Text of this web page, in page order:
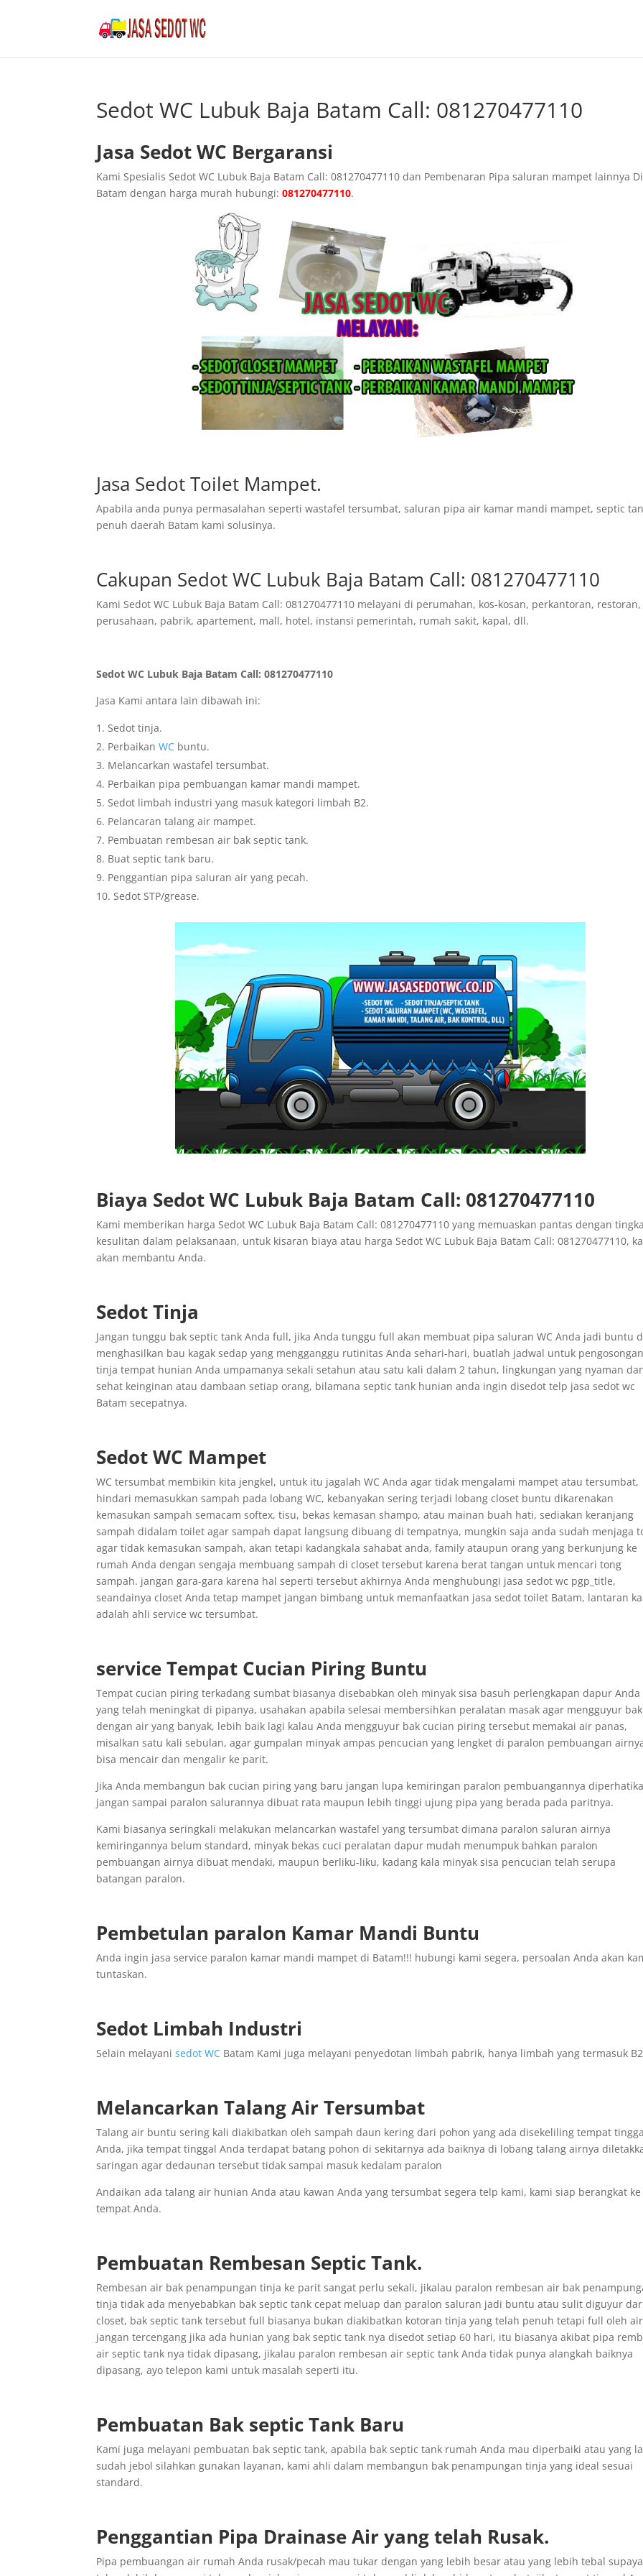
Sedot WC Lubuk Baja Batam Call: 081270477110
Jasa Sedot WC Bergaransi
Kami Spesialis Sedot WC Lubuk Baja Batam Call: 081270477110 dan Pembenaran Pipa saluran mampet lainnya Di
Batam dengan harga murah hubungi:081270477110.
Jasa Sedot Toilet Mampet.
Apabila anda punya permasalahan seperti wastafel tersumbat, saluran pipa air kamar mandi mampet, septic
penuh daerah Batam kami solusinya.
Cakupan Sedot WC Lubuk Baja Batam Call: 081270477110
Kami Sedot WC Lubuk Baja Batam Call: 081270477110 melayani di perumahan, kos-kosan, perkantoran, restoran,
perusahaan, pabrik, apartement, mall, hotel, instansi pemerintah, rumah sakit, kapal, dll.
Sedot WC Lubuk Baja Batam Call: 081270477110
Jasa Kami antara lain dibawah ini:
Sedot tinja.
PerbaikanWC buntu.
Melancarkan wastafel tersumbat.
Perbaikan pipa pembuangan kamar mandi mampet.
Sedot limbah industri yang masuk kategori limbah B2.
Pelancaran talang air mampet.
Pembuatan rembesan air bak septic tank.
Buat septic tank baru.
Penggantian pipa saluran air yang pecah.
Sedot STP/grease.
Biaya Sedot WC Lubuk Baja Batam Call: 081270477110
Kami memberikan harga Sedot WC Lubuk Baja Batam Call: 081270477110 yang memuaskan pantas dengan
kesulitan dalam pelaksanaan, untuk kisaran biaya atau harga Sedot WC Lubuk Baja Batam Call: 081270477110,
akan membantu Anda.
Sedot Tinja
Jangan tunggu bak septic tank Anda full, jika Anda tunggu full akan membuat pipa saluran WC Anda jadi buntu
menghasilkan bau kagak sedap yang mengganggu rutinitas Anda sehari-hari, buatlah jadwal untuk
tinja tempat hunian Anda umpamanya sekali setahun atau satu kali dalam 2 tahun, lingkungan yang nyaman
sehat keinginan atau dambaan setiap orang, bilamana septic tank hunian anda ingin disedot telp jasa sedot wc
Batam secepatnya.
Sedot WC Mampet
WC tersumbat membikin kita jengkel, untuk itu jagalah WC Anda agar tidak mengalami mampet atau tersumbat,
hindari memasukkan sampah pada lobang WC, kebanyakan sering terjadi lobang closet buntu dikarenakan
kemasukan sampah semacam softex, tisu, bekas kemasan shampo, atau mainan buah hati, sediakan keranjang
sampah didalam toilet agar sampah dapat langsung dibuang di tempatnya, mungkin saja anda sudah menjaga
agar tidak kemasukan sampah, akan tetapi kadangkala sahabat anda, family ataupun orang yang berkunjung ke
rumah Anda dengan sengaja membuang sampah di closet tersebut karena berat tangan untuk mencari tong
sampah. jangan gara-gara karena hal seperti tersebut akhirnya Anda menghubungi jasa sedot wc pgp_title,
seandainya closet Anda tetap mampet jangan bimbang untuk memanfaatkan jasa sedot toilet Batam, lantaran
adalah ahli service wc tersumbat.
service Tempat Cucian Piring Buntu
Tempat cucian piring terkadang sumbat biasanya disebabkan oleh minyak sisa basuh perlengkapan dapur Anda
yang telah meningkat di pipanya, usahakan apabila selesai membersihkan peralatan masak agar mengguyur bak
dengan air yang banyak, lebih baik lagi kalau Anda mengguyur bak cucian piring tersebut memakai air panas,
misalkan satu kali sebulan, agar gumpalan minyak ampas pencucian yang lengket di paralon pembuangan
bisa mencair dan mengalir ke parit.
Jika Anda membangun bak cucian piring yang baru jangan lupa kemiringan paralon pembuangannya
jangan sampai paralon salurannya dibuat rata maupun lebih tinggi ujung pipa yang berada pada paritnya.
Kami biasanya seringkali melakukan melancarkan wastafel yang tersumbat dimana paralon saluran airnya
kemiringannya belum standard, minyak bekas cuci peralatan dapur mudah menumpuk bahkan paralon
pembuangan airnya dibuat mendaki, maupun berliku-liku, kadang kala minyak sisa pencucian telah serupa
batangan paralon.
Pembetulan paralon Kamar Mandi Buntu
Anda ingin jasa service paralon kamar mandi mampet di Batam!!! hubungi kami segera, persoalan Anda akan
tuntaskan.
Sedot Limbah Industri
Selain melayanisedot WC Batam Kami juga melayani penyedotan limbah pabrik, hanya limbah yang termasuk
Melancarkan Talang Air Tersumbat
Talang air buntu sering kali diakibatkan oleh sampah daun kering dari pohon yang ada disekeliling tempat
Anda, jika tempat tinggal Anda terdapat batang pohon di sekitarnya ada baiknya di lobang talang airnya
saringan agar dedaunan tersebut tidak sampai masuk kedalam paralon
Andaikan ada talang air hunian Anda atau kawan Anda yang tersumbat segera telp kami, kami siap berangkat ke
tempat Anda.
Pembuatan Rembesan Septic Tank.
Rembesan air bak penampungan tinja ke parit sangat perlu sekali, jikalau paralon rembesan air bak
tinja tidak ada menyebabkan bak septic tank cepat meluap dan paralon saluran jadi buntu atau sulit diguyur
closet, bak septic tank tersebut full biasanya bukan diakibatkan kotoran tinja yang telah penuh tetapi full oleh
jangan tercengang jika ada hunian yang bak septic tank nya disedot setiap 60 hari, itu biasanya akibat pipa
air septic tank nya tidak dipasang, jikalau paralon rembesan air septic tank Anda tidak punya alangkah baiknya
dipasang, ayo telepon kami untuk masalah seperti itu.
Pembuatan Bak septic Tank Baru
Kami juga melayani pembuatan bak septic tank, apabila bak septic tank rumah Anda mau diperbaiki atau yang
sudah jebol silahkan gunakan layanan, kami ahli dalam membangun bak penampungan tinja yang ideal sesuai
standard.
Penggantian Pipa DrainaseAir yangtelah Rusak.
Pipa pembuangan air rumah Anda rusak/pecah mau tukar dengan yang lebih besar atau yang lebih tebal supaya